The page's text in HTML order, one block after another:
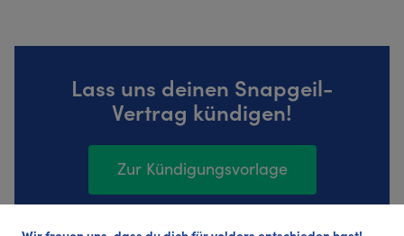
Lass uns deinen Snapgeil-
Vertrag kündigen!
Zur Kündigungsvorlage